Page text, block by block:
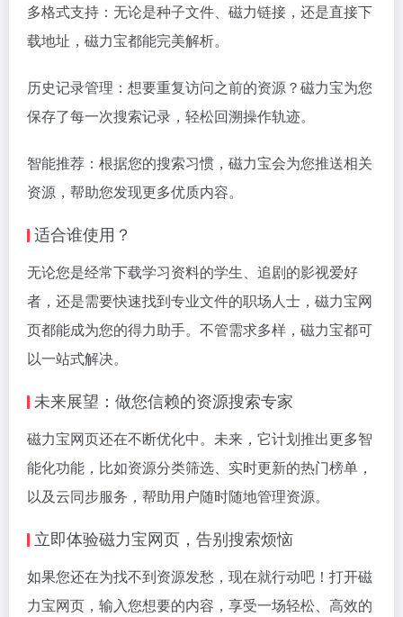
多格式支持：无论是种子文件、 磁力链接 ，还是直接下
载地址，磁力宝都能完美解析。
历史记录管理：想要重复访问之前的资源？磁力宝为您
保存了每一次搜索记录，轻松回溯操作轨迹。
智能推荐：根据您的搜索习惯，磁力宝会为您推送相关
资源，帮助您发现更多优质内容。
适合谁使用？
无论您是经常下载学习资料的学生、追剧的影视爱好
者，还是需要快速找到专业文件的职场人士，磁力宝网
页都能成为您的得力助手。不管需求多样，磁力宝都可
以一站式解决。
未来展望：做您信赖的资源搜索专家
磁力宝网页还在不断优化中。未来，它计划推出更多智
能化功能，比如资源分类筛选、实时更新的热门榜单，
以及云同步服务，帮助用户随时随地管理资源。
立即体验磁力宝网页，告别搜索烦恼
如果您还在为找不到资源发愁，现在就行动吧！打开磁
力宝网页，输入您想要的内容，享受一场轻松、高效的